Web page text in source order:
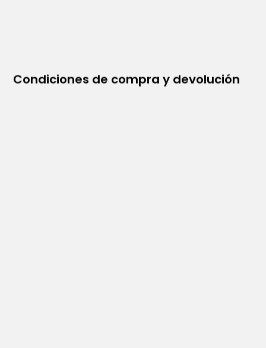
Condiciones de compra y devolución